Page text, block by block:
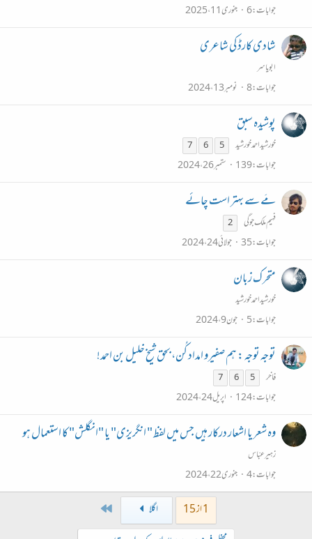
جوابات 6 جنوری 11، 2025
شادی کارڈ کی شاعری
ابو یاسر
جوابات 8 نومبر 13، 2024
پوشیدہ سبق
خورشیداحمدخورشید 5
6
7
جوابات 139 ستمبر 26، 2024
مَے سے بہتر است چائے
فہیم ملک جوگی 2
جوابات 35 جولائی 24، 2024
متحرک زبان
خورشیداحمدخورشید
جوابات 5 جون 9، 2024
توجہ توجہ : ہم صفیرو امداد کُن، بحق شیخ خلیل بن احمد!
فاخر 5
6
7
جوابات 124 اپریل 24، 2024
وہ شعر یا اشعار درکار ہیں جس میں لفظ " انگریزی" یا "انگلش" کا استعمال ہو
زہیر عبّاس
جوابات 4 جنوری 22، 2024
1 از 15 اگلا